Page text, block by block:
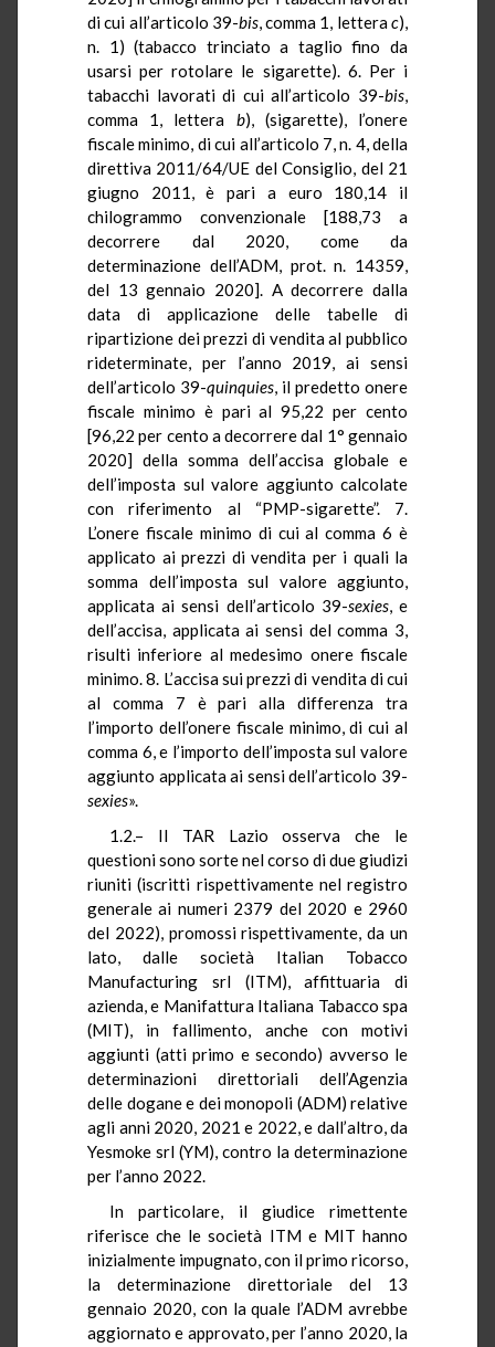
di cui all’articolo 39-bis, comma 1, letterac),
n. 1) (tabacco trinciato a taglio fino da
usarsi per rotolare le sigarette). 6. Per i
tabacchi lavorati di cui all’articolo 39-bis,
comma 1, lettera b), (sigarette), l’onere
fiscale minimo, di cui all’articolo 7, n. 4, della
direttiva 2011/64/UE del Consiglio, del 21
giugno 2011, è pari a euro 180,14 il
chilogrammo convenzionale [188,73 a
decorrere dal 2020, come da
determinazione dell’ADM, prot. n. 14359,
del 13 gennaio 2020]. A decorrere dalla
data di applicazione delle tabelle di
ripartizione dei prezzi di vendita al pubblico
rideterminate, per l’anno 2019, ai sensi
dell’articolo 39-quinquies, il predetto onere
fiscale minimo è pari al 95,22 per cento
[96,22 per cento a decorrere dal 1° gennaio
2020] della somma dell’accisa globale e
dell’imposta sul valore aggiunto calcolate
con riferimento al “PMP-sigarette”. 7.
L’onere fiscale minimo di cui al comma 6 è
applicato ai prezzi di vendita per i quali la
somma dell’imposta sul valore aggiunto,
applicata ai sensi dell’articolo 39-sexies, e
dell’accisa, applicata ai sensi del comma 3,
risulti inferiore al medesimo onere fiscale
minimo. 8. L’accisa sui prezzi di vendita di cui
al comma 7 è pari alla differenza tra
l’importo dell’onere fiscale minimo, di cui al
comma 6, e l’importo dell’imposta sul valore
aggiunto applicata ai sensi dell’articolo 39-
sexies».
1.2.– Il TAR Lazio osserva che le
questioni sono sorte nel corso di due giudizi
riuniti (iscritti rispettivamente nel registro
generale ai numeri 2379 del 2020 e 2960
del 2022), promossi rispettivamente, da un
lato, dalle società Italian Tobacco
Manufacturing srl (ITM), affittuaria di
azienda, e Manifattura Italiana Tabacco spa
(MIT), in fallimento, anche con motivi
aggiunti (atti primo e secondo) avverso le
determinazioni direttoriali dell’Agenzia
delle dogane e dei monopoli (ADM) relative
agli anni 2020, 2021 e 2022, e dall’altro, da
Yesmoke srl (YM), contro la determinazione
per l’anno 2022.
In particolare, il giudice rimettente
riferisce che le società ITM e MIT hanno
inizialmente impugnato, con il primo ricorso,
la determinazione direttoriale del 13
gennaio 2020, con la quale l’ADM avrebbe
aggiornato e approvato, per l’anno 2020, la